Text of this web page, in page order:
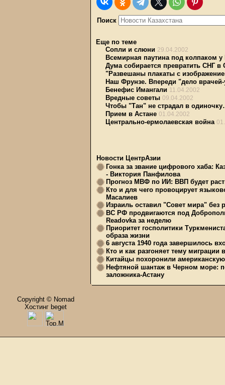
Поиск
Еще по теме
Сопли и слюни 29.04.2002
Всемирная паутина под колпаком
Дума собирается превратить СНГ в
"Развешаны плакаты с
Наш Фрунзе. Впереди "дело
Бенефис Имангали 11.04.2002
Вредные советы 09.04.2002
Чтобы "Тан" не страдал в
Прием в Астане 01.04.2002
Центрально-ермолаевская война
Новости ЦентрАзии
Гонка за звание цифрового хаба:
- Виктория Панфилова
Прогноз МВФ по ИИ: ВВП будет
Кто и для чего провоцирует
Масалиев
Израиль оставил "Совет мира" без
ВС РФ продвигаются под
Readovka за неделю
Приоритет госполитики
образа жизни
6 августа 1940 года завершилось
Кто и как разгоняет тему миграции
Китайцы похоронили
Нефтяной шантаж в Черном море:
заложника-Астану
Copyright © Nomad
Хостинг beget